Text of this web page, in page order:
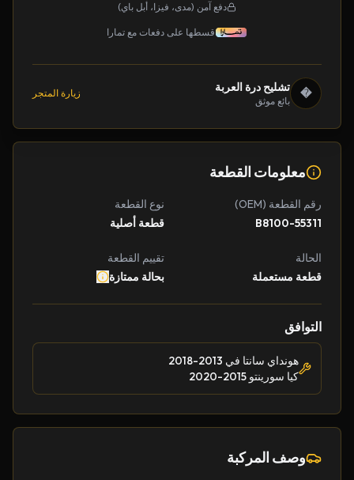
دفع آمن (مدى، فيزا، أبل باي)
قسطها على دفعات مع تمارا
� تشليح درة العربة
بائع موثق
زيارة المتجر
معلومات القطعة
رقم القطعة (OEM)
55311-B8100
نوع القطعة
قطعة أصلية
الحالة
قطعة مستعملة
تقييم القطعة
بحالة ممتازة
التوافق
هونداي سانتا في 2013-2018
كيا سورينتو 2015-2020
وصف المركبة